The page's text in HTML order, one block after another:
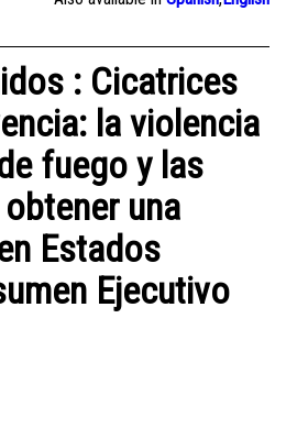
: Cicatrices
la violencia
fuego y las
una
Estados
Ejecutivo